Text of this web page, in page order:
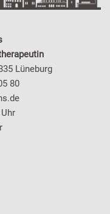
Lüneburg
80